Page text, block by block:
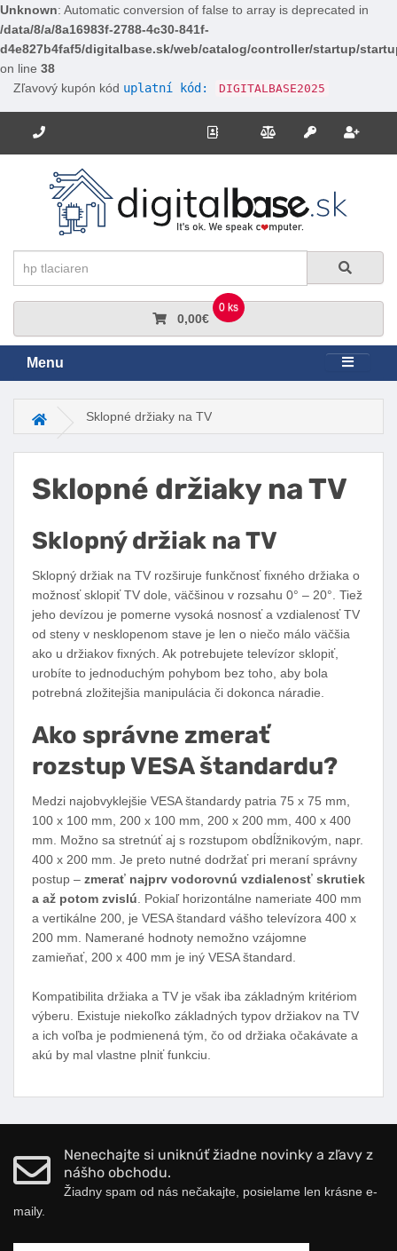
Unknown: Automatic conversion of false to array is deprecated in
/data/8/a/8a16983f-2788-4c30-841f-
d4e827b4faf5/digitalbase.sk/web/catalog/controller/startup/
on line 38
Zľavový kupón kód uplatní kód: DIGITALBASE2025
Potrebujete poradiť? Zavolajte nám. Kontakt Porovnanie
Prihlásiť sa
0 ks
0,00€
Menu
Hlavná stránkaSklopné držiaky na TV
Sklopné držiaky na TV
Sklopný držiak na TV
Sklopný držiak na TV rozširuje funkčnosť fixného držiaka o
možnosť sklopiť TV dole, väčšinou v rozsahu 0° – 20°. Tiež
jeho devízou je pomerne vysoká nosnosť a vzdialenosť TV
od steny v nesklopenom stave je len o niečo málo väčšia
ako u držiakov fixných. Ak potrebujete televízor sklopiť,
urobíte to jednoduchým pohybom bez toho, aby bola
potrebná zložitejšia manipulácia či dokonca náradie.
Ako správne zmerať
rozstup VESA štandardu?
Medzi najobvyklejšie VESA štandardy patria 75 x 75 mm,
100 x 100 mm, 200 x 100 mm, 200 x 200 mm, 400 x 400
mm. Možno sa stretnúť aj s rozstupom obdĺžnikovým, napr.
400 x 200 mm. Je preto nutné dodržať pri meraní správny
postup – zmerať najprv vodorovnú vzdialenosť skrutiek
a až potom zvislú . Pokiaľ horizontálne nameriate 400 mm
a vertikálne 200, je VESA štandard vášho televízora 400 x
200 mm. Namerané hodnoty nemožno vzájomne
zamieňať, 200 x 400 mm je iný VESA štandard.
Kompatibilita držiaka a TV je však iba základným kritériom
výberu. Existuje niekoľko základných typov držiakov na TV
a ich voľba je podmienená tým, čo od držiaka očakávate a
akú by mal vlastne plniť funkciu.
Nenechajte si uniknúť žiadne novinky a zľavy z
nášho obchodu.
Žiadny spam od nás nečakajte, posielame len krásne e-
maily.